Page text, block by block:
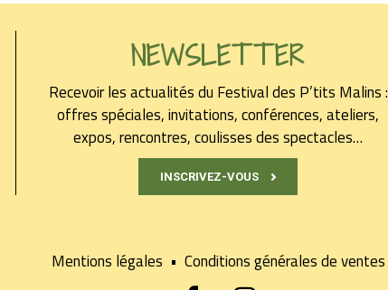
NEWSLETTER
Recevoir les actualités du Festival des P’tits Malins :
offres spéciales, invitations, conférences, ateliers,
expos, rencontres, coulisses des spectacles…
INSCRIVEZ-VOUS
Mentions légales • Conditions générales de ventes